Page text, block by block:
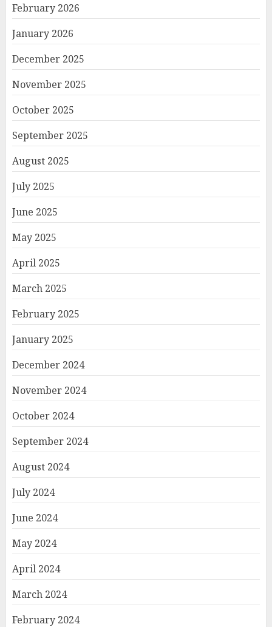
February 2026
January 2026
December 2025
November 2025
October 2025
September 2025
August 2025
July 2025
June 2025
May 2025
April 2025
March 2025
February 2025
January 2025
December 2024
November 2024
October 2024
September 2024
August 2024
July 2024
June 2024
May 2024
April 2024
March 2024
February 2024